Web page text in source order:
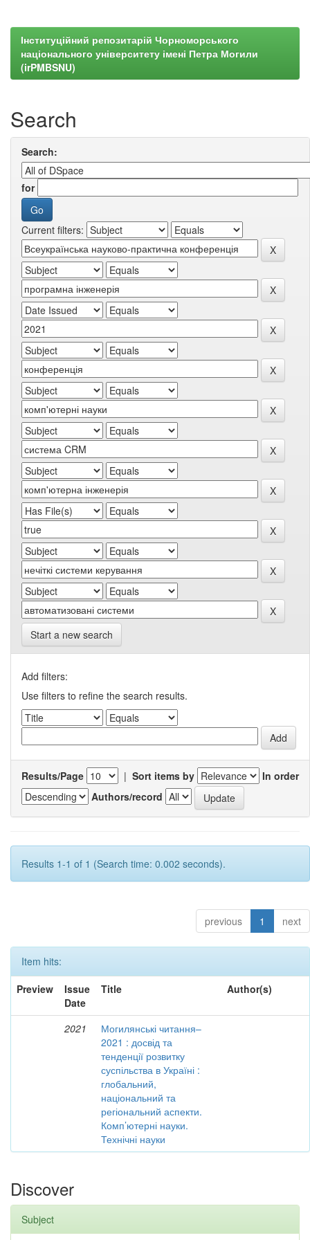
Інституційний репозитарій Чорноморського
національного університету імені Петра Могили
(irPMBSNU)
Search
Search:
for
Current filters:
Start a new search
Add filters:
Use filters to refine the search results.
Results/Page | Sort items by
In order
Authors/record
Results 1-1 of 1 (Search time: 0.002 seconds).
previous 1 next
Item hits:
Preview
Issue
Date
Title Author(s)
2021
Могилянські читання–
2021 : досвід та
тенденції розвитку
суспільства в Україні :
глобальний,
національний та
регіональний аспекти.
Комп’ютерні науки.
Технічні науки
Discover
Subject